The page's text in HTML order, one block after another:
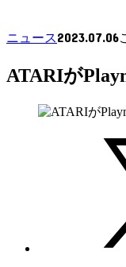
ニュース2023.07.06
ATARIが